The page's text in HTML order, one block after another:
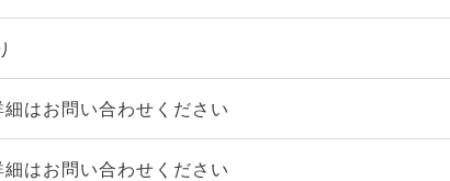
細はお問い合わせください
細はお問い合わせください